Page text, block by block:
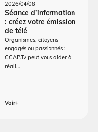
2026/04/08
Séance d’information
: créez votre émission
de télé
Organismes, citoyens
engagés ou passionnés :
CCAP.Tv peut vous aider à
réali…
Voir+